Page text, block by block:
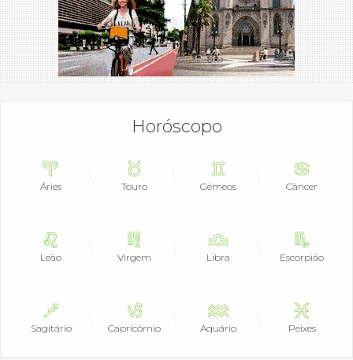
Horóscopo
Áries Touro Gêmeos Câncer
Leão Virgem Libra Escorpião
Sagitário Capricórnio Aquário Peixes